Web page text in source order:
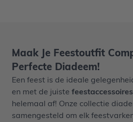
Maak Je Feestoutfit
Perfecte Diadeem!
Een feest is de ideale
en met de juiste feestaccessoires
helemaal af! Onze collectie
samengesteld om elk